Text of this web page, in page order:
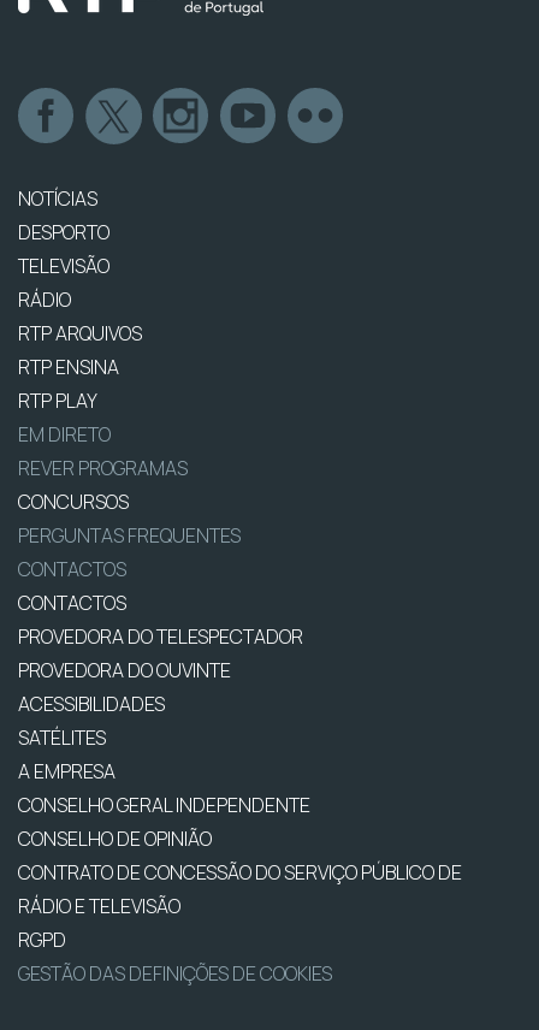
NOTÍCIAS
DESPORTO
TELEVISÃO
RÁDIO
RTP ARQUIVOS
RTP ENSINA
RTP PLAY
EM DIRETO
REVER PROGRAMAS
CONCURSOS
PERGUNTAS FREQUENTES
CONTACTOS
CONTACTOS
PROVEDORA DO TELESPECTADOR
PROVEDORA DO OUVINTE
ACESSIBILIDADES
SATÉLITES
A EMPRESA
CONSELHO GERAL INDEPENDENTE
CONSELHO DE OPINIÃO
CONTRATO DE CONCESSÃO DO SERVIÇO PÚBLICO DE
RÁDIO E TELEVISÃO
RGPD
GESTÃO DAS DEFINIÇÕES DE COOKIES